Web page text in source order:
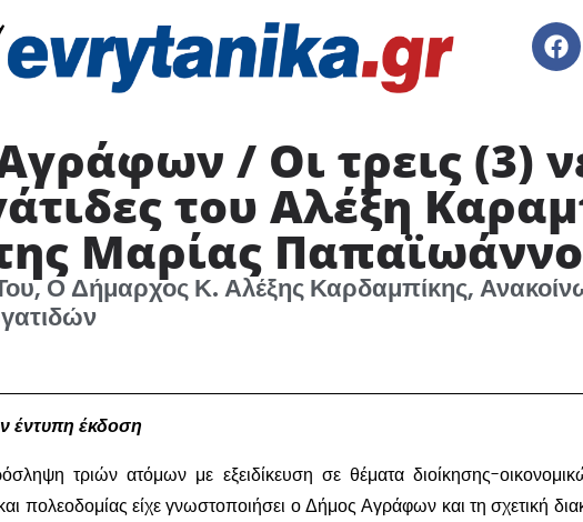
/ Οι τρεις (3)
του Αλέξη
Μαρίας
Ο Δήμαρχος Κ. Αλέξης Καρδαμπίκης,
έντυπη έκδοση
τριών ατόμων με εξειδίκευση σε θέματα διοίκησης-
πολεοδομίας είχε γνωστοποιήσει ο Δήμος Αγράφων και τη σχετική